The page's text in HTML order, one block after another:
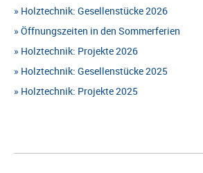
Holztechnik: Gesellenstücke 2026
Öffnungszeiten in den Sommerferien
Holztechnik: Projekte 2026
Holztechnik: Gesellenstücke 2025
Holztechnik: Projekte 2025